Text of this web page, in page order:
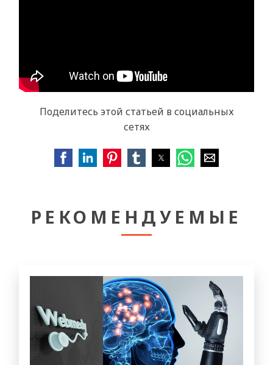
Поделитесь этой статьей в социальных
сетях
РЕКОМЕНДУЕМЫЕ